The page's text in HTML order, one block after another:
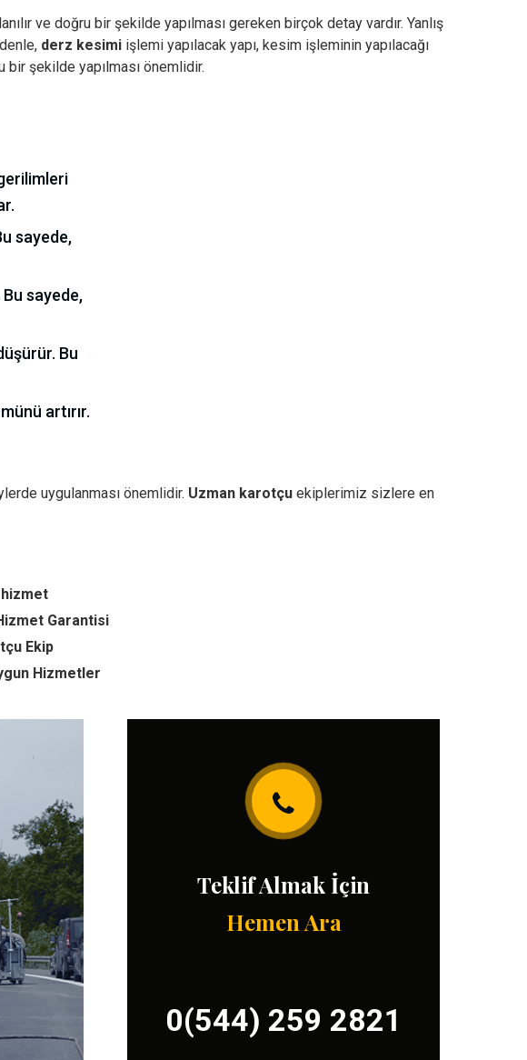
ve doğru bir şekilde yapılması gereken birçok detay vardır. Yanlış
derz kesimi işlemi yapılacak yapı, kesim işleminin yapılacağı
bir şekilde yapılması önemlidir.
sayede,
sayede,
Bu
artırır.
uygulanması önemlidir. Uzman karotçu ekiplerimiz sizlere en
Garantisi
Ekip
Hizmetler
Teklif Almak İçin
Hemen Ara
0(544) 259 2821